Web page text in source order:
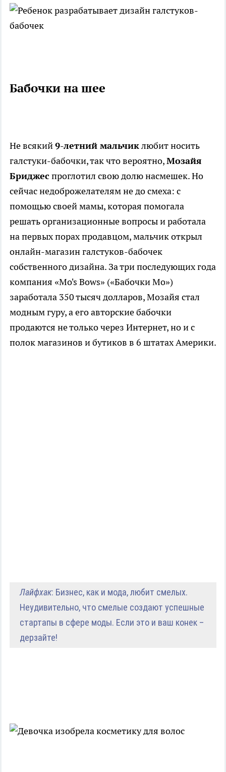
Бабочки на шее
Не всякий9-летний мальчиклюбит носить
галстуки-бабочки, так что вероятно,Мозайя
Бриджес проглотил свою долю насмешек. Но
сейчас недоброжелателям не до смеха: с
помощью своей мамы, которая помогала
решать организационные вопросы и работала
на первых порах продавцом, мальчик открыл
онлайн-магазин галстуков-бабочек
собственного дизайна. За три последующих года
компания «Mo's Bows» («Бабочки Мо»)
заработала 350 тысяч долларов, Мозайя стал
модным гуру, а его авторские бабочки
продаются не только через Интернет, но и с
полок магазинов и бутиков в 6 штатах Америки.
Лайфхак: Бизнес, как и мода, любит смелых.
Неудивительно, что смелые создают успешные
стартапы в сфере моды. Если это и ваш конек –
дерзайте!